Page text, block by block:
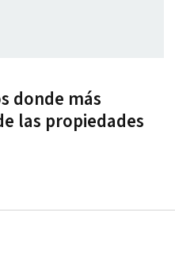
donde más
las propiedades